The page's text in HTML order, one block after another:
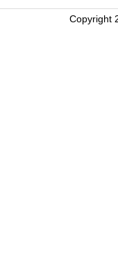
Copyright